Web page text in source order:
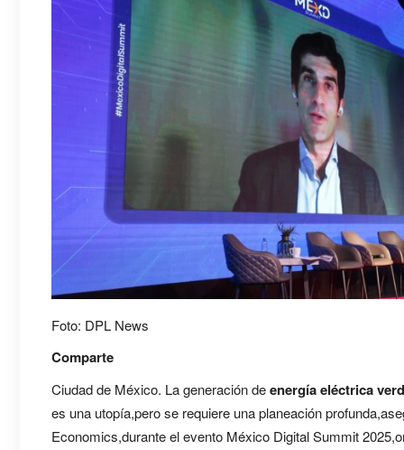
Foto: DPL News
Comparte
Ciudad de México. La generación deenergía eléctrica
es una utopía,pero se requiere una planeación
Economics,durante el evento México Digital Summit